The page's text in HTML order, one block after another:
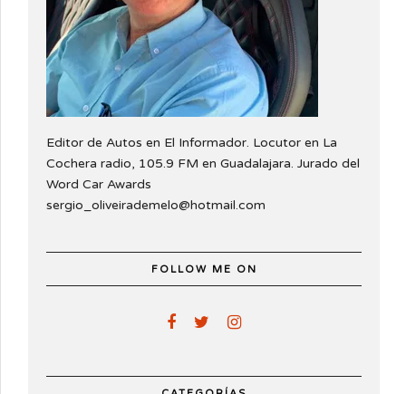
Editor de Autos en El Informador. Locutor en La
Cochera radio, 105.9 FM en Guadalajara. Jurado del
Word Car Awards
sergio_oliveirademelo@hotmail.com
FOLLOW ME ON